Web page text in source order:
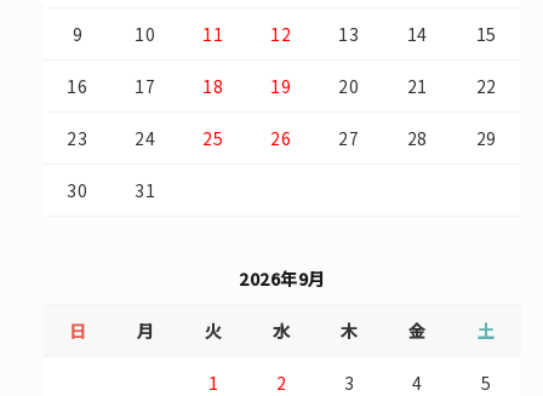
9 10 11 12 13 14 15
16 17 18 19 20 21 22
23 24 25 26 27 28 29
30 31
2026年9月
日 月 火 水 木 金 土
1 2 3 4 5